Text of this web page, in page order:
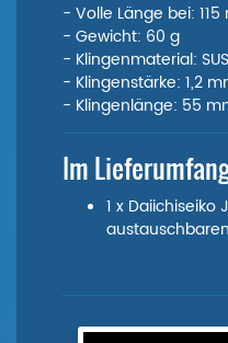
- Volle Länge bei:
- Gewicht: 60 g
- Klingenmaterial:
- Klingenstärke: 1,2
- Klingenlänge: 55
Im
1 x